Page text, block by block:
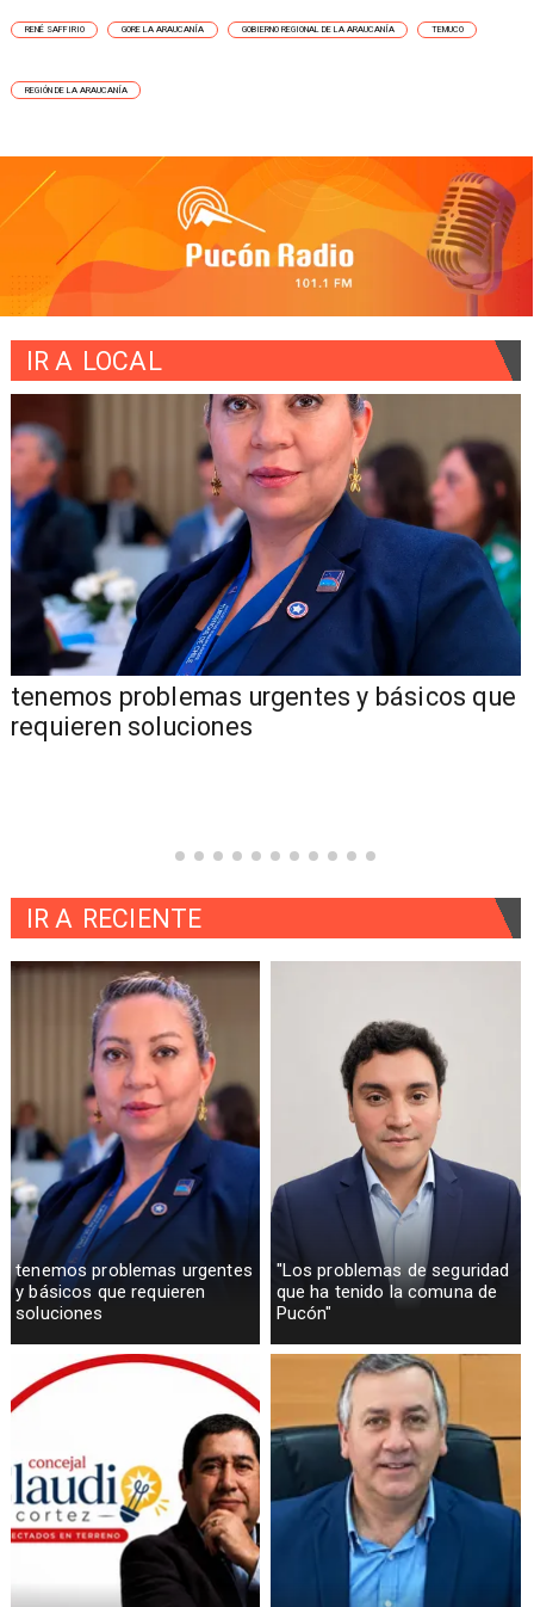
RENÉ SAFFIRIO GORE LA ARAUCANÍA GOBIERNO REGIONAL DE LA ARAUCANÍA TEMUCO
REGIÓN DE LA ARAUCANÍA
IR A LOCAL
tenemos problemas urgentes y básicos que
requieren soluciones
tenemos problemas urgentes
y básicos que requieren
soluciones
"Los problemas de seguridad
que ha tenido la comuna de
Pucón"
IR A RECIENTE